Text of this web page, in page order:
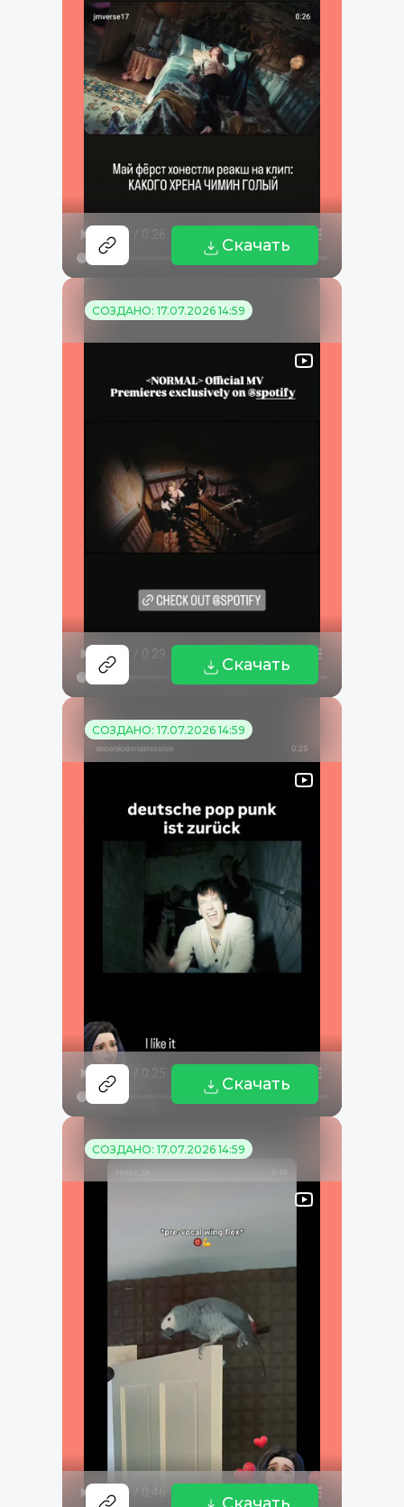
Скачать
СОЗДАНО: 17.07.2026 14:59
Скачать
СОЗДАНО: 17.07.2026 14:59
Скачать
СОЗДАНО: 17.07.2026 14:59